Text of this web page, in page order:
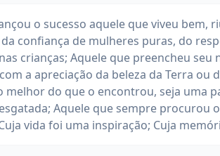
o sucesso aquele que viveu
confiança de mulheres puras, do
crianças; Aquele que preencheu
a apreciação da beleza da Terra ou
melhor do que o encontrou, seja uma
Aquele que sempre procurou
vida foi uma inspiração; Cuja